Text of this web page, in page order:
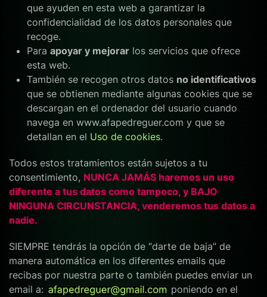
que ayuden en esta web a garantizar la
confidencialidad de los datos personales que
recoge.
Para apoyar y mejorar los servicios que ofrece
esta web.
También se recogen otros datos no identificativos
que se obtienen mediante algunas cookies que se
descargan en el ordenador del usuario cuando
navega en www.afapedreguer.com y que se
detallan en el Uso de cookies.
Todos estos tratamientos están sujetos a tu
consentimiento, NUNCA JAMÁS haremos un uso
diferente a tus datos como tampoco, y BAJO
NINGUNA CIRCUNSTANCIA, venderemos tus datos a
nadie.
SIEMPRE tendrás la opción de “darte de baja” de
manera automática en los diferentes emails que
recibas por nuestra parte o también puedes enviar un
email a:
poniendo en el